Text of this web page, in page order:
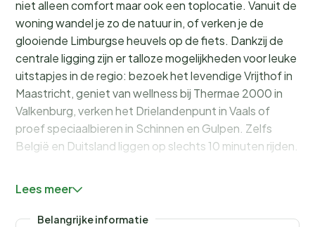
niet alleen comfort maar ook een toplocatie. Vanuit de
woning wandel je zo de natuur in, of verken je de
glooiende Limburgse heuvels op de fiets. Dankzij de
centrale ligging zijn er talloze mogelijkheden voor leuke
uitstapjes in de regio: bezoek het levendige Vrijthof in
Maastricht, geniet van wellness bij Thermae 2000 in
Valkenburg, verken het Drielandenpunt in Vaals of
proef speciaalbieren in Schinnen en Gulpen. Zelfs
België en Duitsland liggen op slechts 10 minuten rijden.
De villa bevindt zich bij het sfeervolle kerkdorp
Ondanks het mijnverleden ademt het dorp nog een
Lees meer
Belangrijke informatie